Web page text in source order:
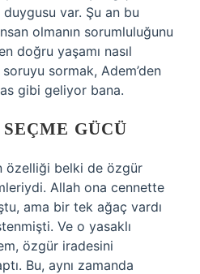
var. Şu an bu
olmanın sorumluluğunu
doğru yaşamı nasıl
sormak, Adem’den
gibi geliyor bana.
GÜCÜ
özelliği belki de özgür
Allah ona cennette
ama bir tek ağaç vardı
Ve o yasaklı
özgür iradesini
Bu, aynı zamanda